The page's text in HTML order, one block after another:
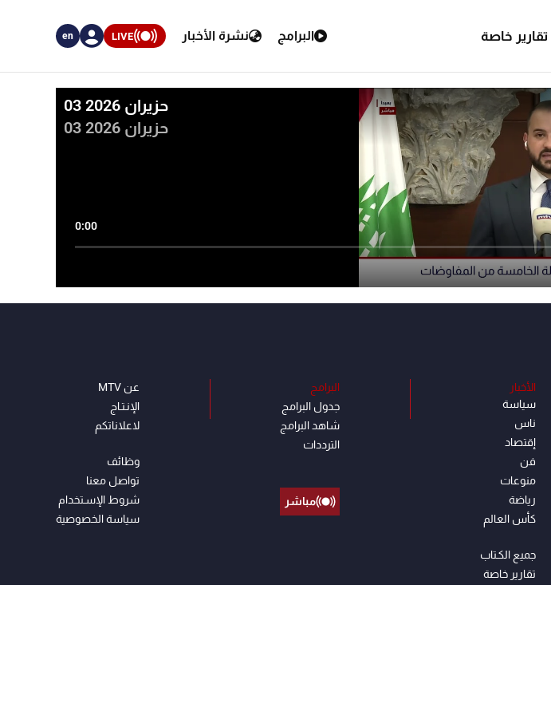
تقارير خاصة البرامج نشرة الأخبار LIVE
en
0:00
03 حزيران 2026
03 حزيران 2026
الأخبار
سياسة
ناس
إقتصاد
فن
منوعات
رياضة
كأس العالم
جميع الكـتاب
تقارير خاصة
البرامج
جدول البرامج
شاهد البرامج
الترددات
مباشر
عن MTV
الإنـتـاج
لاعلاناتكم
وظائف
تواصل معنا
شروط الإسـتخدام
سياسة الخصوصية